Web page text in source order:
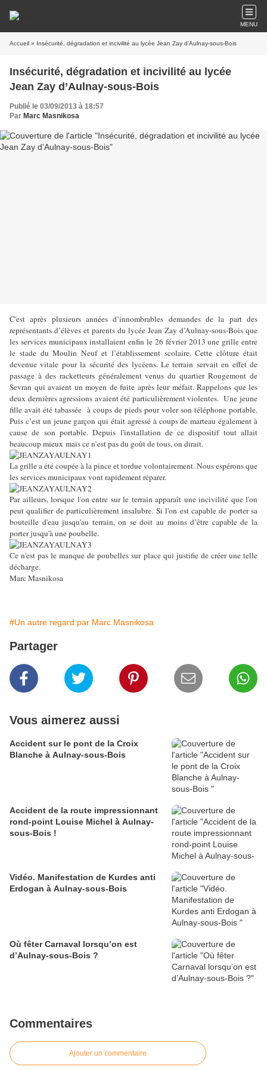
MENU
Accueil » Insécurité, dégradation et incivilité au lycée Jean Zay d’Aulnay-sous-Bois
Insécurité, dégradation et incivilité au lycée
Jean Zay d’Aulnay-sous-Bois
Publié le 03/09/2013 à 18:57
Par Marc Masnikosa
C'est après plusieurs années d’innombrables demandes de la part des
représentants d’élèves et parents du lycée Jean Zay d’Aulnay-sous-Bois que
les services municipaux installaient enfin le 26 février 2013 une grille entre
le stade du Moulin Neuf et l’établissement scolaire. Cette clôture était
devenue vitale pour la sécurité des lycéens. Le terrain servait en effet de
passage à des racketteurs généralement venus du quartier Rougemont de
Sevran qui avaient un moyen de fuite après leur méfait. Rappelons que les
deux dernières agressions avaient été particulièrement violentes. Une jeune
fille avait été tabassée à coups de pieds pour voler son téléphone portable.
Puis c’est un jeune garçon qui était agressé à coups de marteau également à
cause de son portable. Depuis l'installation de ce dispositif tout allait
beaucoup mieux mais ce n’est pas du goût de tous, on dirait.
La grille a été coupée à la pince et tordue volontairement. Nous espérons que
les services municipaux vont rapidement réparer.
Par ailleurs, lorsque l'on entre sur le terrain apparaît une incivilité que l'on
peut qualifier de particulièrement insalubre. Si l'on est capable de porter sa
bouteille d'eau jusqu'au terrain, on se doit au moins d’être capable de la
porter jusqu'à une poubelle.
Ce n'est pas le manque de poubelles sur place qui justifie de créer une telle
décharge.
Marc Masnikosa
#Un autre regard par Marc Masnikosa
Partager
Vous aimerez aussi
Accident sur le pont de la Croix
Blanche à Aulnay-sous-Bois
Accident de la route impressionnant
rond-point Louise Michel à Aulnay-
sous-Bois !
Vidéo. Manifestation de Kurdes anti
Erdogan à Aulnay-sous-Bois
Où fêter Carnaval lorsqu’on est
d’Aulnay-sous-Bois ?
Commentaires
Ajouter un commentaire